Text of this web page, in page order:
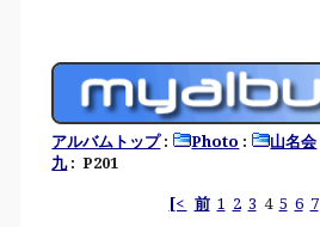
アルバムトップ: Photo : 山名会
九: P201
[< 前 1 2 3 4 5 6 7